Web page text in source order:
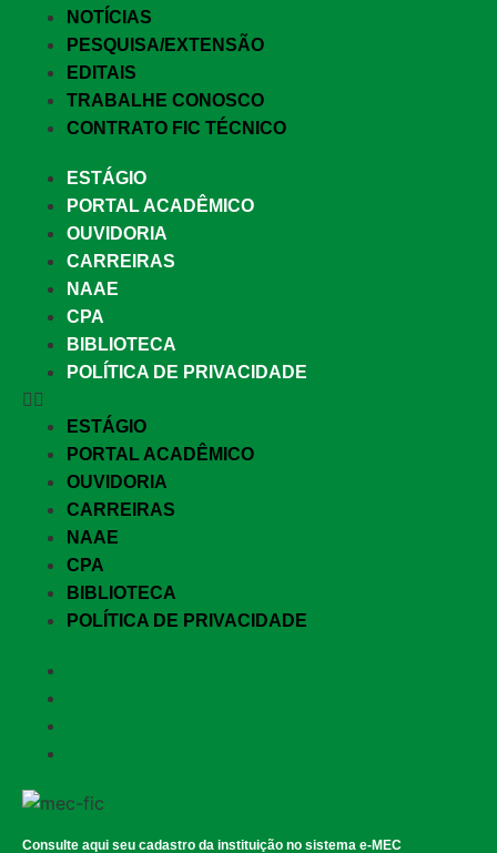
NOTÍCIAS
PESQUISA/EXTENSÃO
EDITAIS
TRABALHE CONOSCO
CONTRATO FIC TÉCNICO
ESTÁGIO
PORTAL ACADÊMICO
OUVIDORIA
CARREIRAS
NAAE
CPA
BIBLIOTECA
POLÍTICA DE PRIVACIDADE
ESTÁGIO
PORTAL ACADÊMICO
OUVIDORIA
CARREIRAS
NAAE
CPA
BIBLIOTECA
POLÍTICA DE PRIVACIDADE
Consulte aqui seu cadastro da instituição no sistema e-MEC